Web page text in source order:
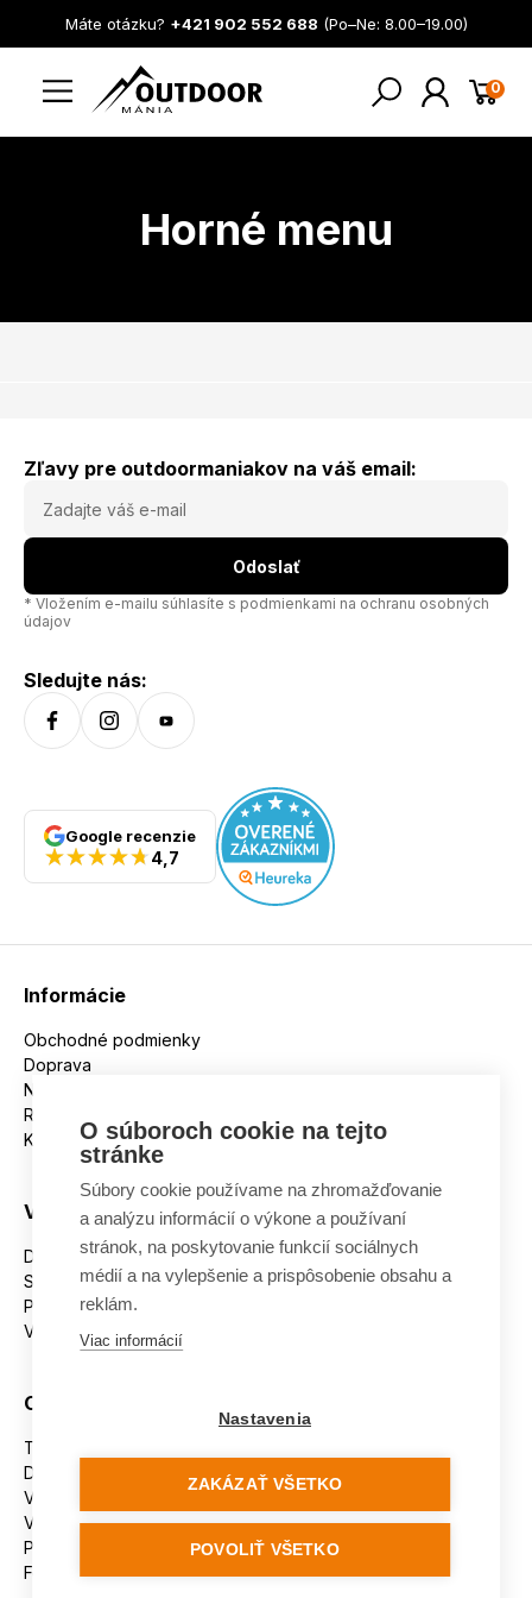
Máte otázku? +421 902 552 688 (Po–Ne: 8.00–19.00)
0
Horné menu
Zľavy pre outdoormaniakov na váš email:
Odoslať
* Vložením e-mailu súhlasíte s podmienkami na ochranu osobných
údajov
Sledujte nás:
Google recenzie
4,7
Informácie
Obchodné podmienky
Doprava
Nakupujeme na splátky
Reklamácie
Kontakt
Všetko o nákupe
Dostupnosť tovaru
Spracovanie osobných údajov
Platba
Výmena a vrátenie tovaru
Ostatné
Tabuľka veľkostí
Doporučená dĺžka lyží
Vypaľovanie papúč
Veľkosti skeletu lyžiarok
Platforma na riešenie sporov online (ODR)
Formulár na odstúpenie od zmluvy
O súboroch cookie na tejto
stránke
Súbory cookie používame na zhromažďovanie
a analýzu informácií o výkone a používaní
stránok, na poskytovanie funkcií sociálnych
médií a na vylepšenie a prispôsobenie obsahu a
reklám.
Viac informácií
Nastavenia
ZAKÁZAŤ VŠETKO
POVOLIŤ VŠETKO